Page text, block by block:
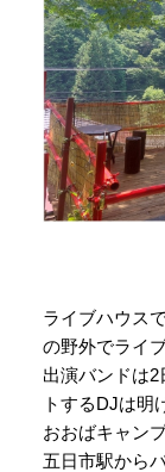
ライブハウス
の野外でライ
出演バンドは
トするDJは明
おおばキャン
五日市駅から